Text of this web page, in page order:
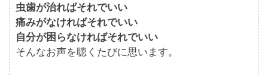
虫歯が治ればそれでいい
痛みがなければそれでいい
自分が困らなければそれでいい
そんなお声を聴くたびに思います。